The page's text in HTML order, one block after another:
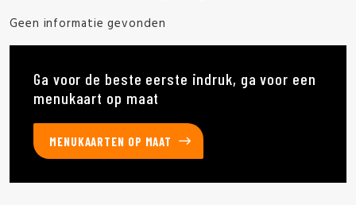
Geen informatie gevonden
Ga voor de beste eerste indruk, ga voor een
menukaart op maat
MENUKAARTEN OP MAAT